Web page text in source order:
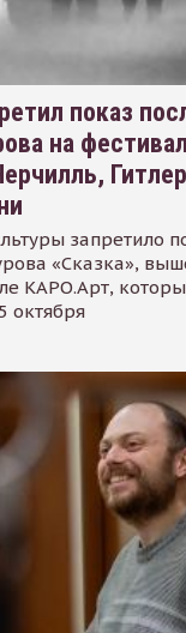
показ
на
запретило
«Сказка»,
КАРО.Арт,
октября